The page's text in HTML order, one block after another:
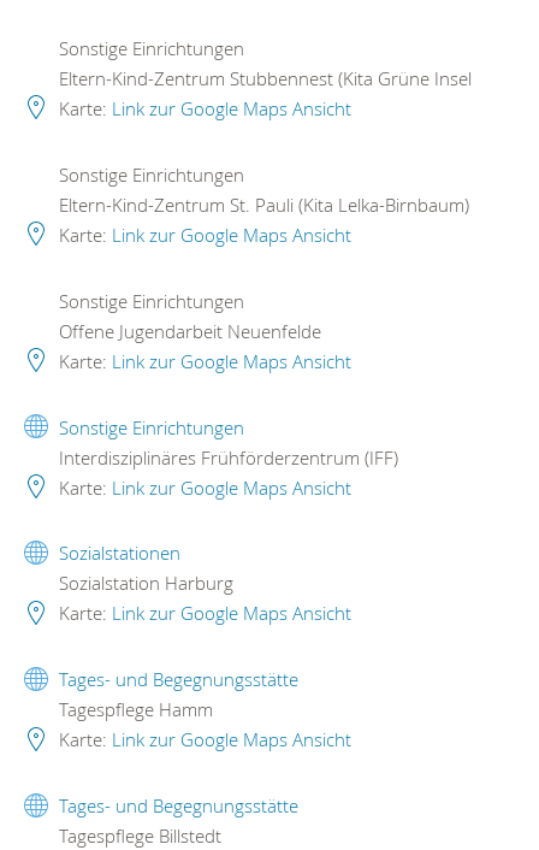
Sonstige Einrichtungen
Eltern-Kind-Zentrum Stubbennest (Kita Grüne Insel
Karte: Link zur Google Maps Ansicht
Sonstige Einrichtungen
Eltern-Kind-Zentrum St. Pauli (Kita Lelka-Birnbaum)
Karte: Link zur Google Maps Ansicht
Sonstige Einrichtungen
Offene Jugendarbeit Neuenfelde
Karte: Link zur Google Maps Ansicht
Sonstige Einrichtungen
Interdisziplinäres Frühförderzentrum (IFF)
Karte: Link zur Google Maps Ansicht
Sozialstationen
Sozialstation Harburg
Karte: Link zur Google Maps Ansicht
Tages- und Begegnungsstätte
Tagespflege Hamm
Karte: Link zur Google Maps Ansicht
Tages- und Begegnungsstätte
Tagespflege Billstedt